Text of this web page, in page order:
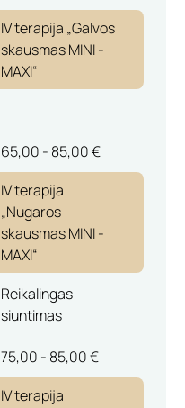
IV terapija „Galvos
skausmas MINI -
MAXI“
65,00 - 85,00 €
IV terapija
„Nugaros
skausmas MINI -
MAXI“
Reikalingas
siuntimas
75,00 - 85,00 €
IV terapija